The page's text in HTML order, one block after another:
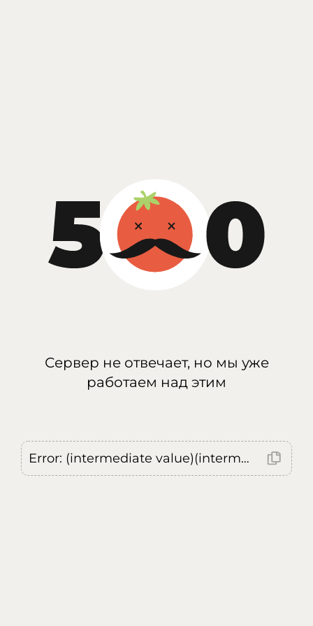
Сервер не отвечает, но мы уже
работаем над этим
Error: (intermediate value)(intermediate value)(intermediate value).replaceAll is not a function